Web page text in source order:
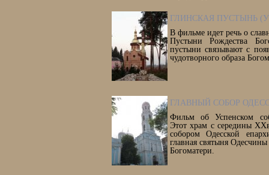
ГЛИНСКАЯ ПУСТЫНЬ
В фильме идет речь о
Пустыни Рождества
пустыни связывают с
чудотворного образа
ГЛАВНЫЙ СОБОР
Фильм об Успенском
Этот храм с середины
собором Одесской
главная святыня
Богоматери.